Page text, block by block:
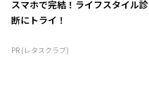
スマホで完結！ライフスタイル診
断にトライ！
PR (レタスクラブ)